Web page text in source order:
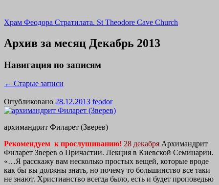
Храм Феодора Стратилата. St Theodore Cave Church
Архив за месяц Декабрь 2013
Навигация по записям
← Старые записи
Опубликовано 28.12.2013 feodor
архимандрит Филарет (Зверев)
Рекомендуем к прослушиванию! 28 декабря Архимандрит
Филарет Зверев о Причастии. Лекция в Киевской Семинарии.
«…Я расскажу вам несколько простых вещей, которые вроде
как бы вы должны знать, но почему то большинство все таки
не знают. Христианство всегда было, есть и будет проповедью